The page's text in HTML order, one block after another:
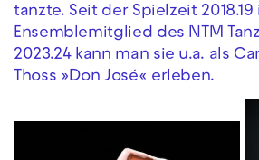
tanzte. Seit der Spielzeit 2018.19
Ensemblemitglied des NTM
2023.24 kann man sie u.a. als
Thoss »Don José« erleben.